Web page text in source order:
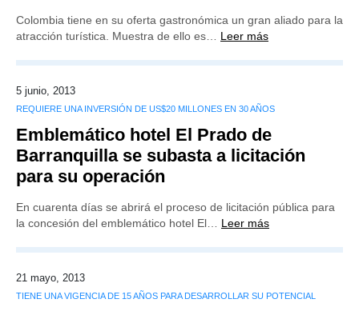
Colombia tiene en su oferta gastronómica un gran aliado para la
atracción turística. Muestra de ello es… Leer más
5 junio, 2013
REQUIERE UNA INVERSIÓN DE US$20 MILLONES EN 30 AÑOS
Emblemático hotel El Prado de
Barranquilla se subasta a licitación
para su operación
En cuarenta días se abrirá el proceso de licitación pública para
la concesión del emblemático hotel El… Leer más
21 mayo, 2013
TIENE UNA VIGENCIA DE 15 AÑOS PARA DESARROLLAR SU POTENCIAL